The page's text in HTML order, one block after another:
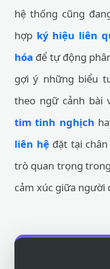
hệ thống cũng
hợp ký hiệu liên
hóa để tự động
gợi ý những biểu
theo ngữ cảnh bài
tim tinh nghịch
liên hệđặt tại chân
trò quan trọng
cảm xúc giữa người